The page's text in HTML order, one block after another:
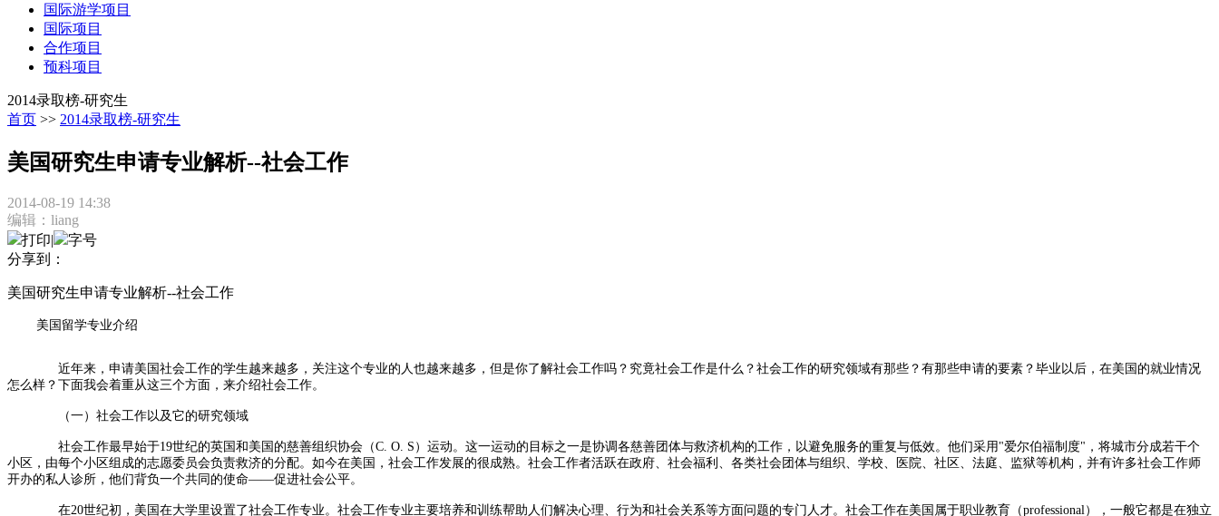
国际游学项目
国际项目
合作项目
预科项目
2014录取榜-研究生
首页 >> 2014录取榜-研究生
美国研究生申请专业解析--社会工作
2014-08-19 14:38
编辑：liang
打印|
字号
分享到：
美国研究生申请专业解析--社会工作
美国留学专业介绍
近年来，申请美国社会工作的学生越来越多，关注这个专业的人也越来越多，但是你了解社会工作吗？究竟社会工作是什么？社会工作的研究领域有那些？有那些申请的要素？毕业以后，在美国的就业情况
怎么样？下面我会着重从这三个方面，来介绍社会工作。
（一）社会工作以及它的研究领域
社会工作最早始于19世纪的英国和美国的慈善组织协会（C. O. S）运动。这一运动的目标之一是协调各慈善团体与救济机构的工作，以避免服务的重复与低效。他们采用"爱尔伯福制度"，将城市分成若干个
小区，由每个小区组成的志愿委员会负责救济的分配。如今在美国，社会工作发展的很成熟。社会工作者活跃在政府、社会福利、各类社会团体与组织、学校、医院、社区、法庭、监狱等机构，并有许多社会工作师
开办的私人诊所，他们背负一个共同的使命——促进社会公平。
在20世纪初，美国在大学里设置了社会工作专业。社会工作专业主要培养和训练帮助人们解决心理、行为和社会关系等方面问题的专门人才。社会工作在美国属于职业教育（professional），一般它都是在独立